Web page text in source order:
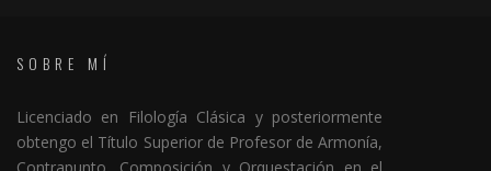
SOBRE MÍ
Licenciado en Filología Clásica y posteriormente
obtengo el Título Superior de Profesor de Armonía,